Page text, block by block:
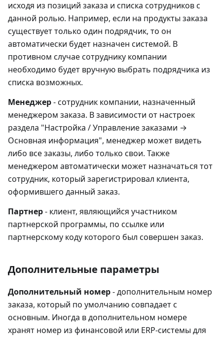
исходя из позиций заказа и списка сотрудников с
данной ролью. Например, если на продукты заказа
существует только один подрядчик, то он
автоматически будет назначен системой. В
противном случае сотруднику компании
необходимо будет вручную выбрать подрядчика из
списка возможных.
Менеджер- сотрудник компании, назначенный
менеджером заказа. В зависимости от настроек
раздела "Настройка / Управление заказами →
Основная информация", менеджер может видеть
либо все заказы, либо только свои. Также
менеджером автоматически может назначаться тот
сотрудник, который зарегистрировал клиента,
оформившего данный заказ.
Партнер- клиент, являющийся участником
партнерской программы, по ссылке или
партнерскому коду которого был совершен заказ.
Дополнительные параметры
Дополнительный номер- дополнительным номер
заказа, который по умолчанию совпадает с
основным. Иногда в дополнительном номере
хранят номер из финансовой или ERP-системы для